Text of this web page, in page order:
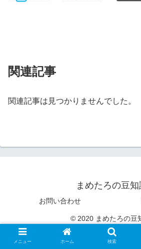
関連記事
関連記事は見つかりませんでした。
まめたろの豆知
お問い合わせ
© 2020 まめたろの豆
メニュー ホーム 検索